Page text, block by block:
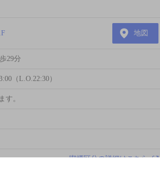
地図
29分
（L.O.22:30）
す。
喫煙区分の詳細はこちら